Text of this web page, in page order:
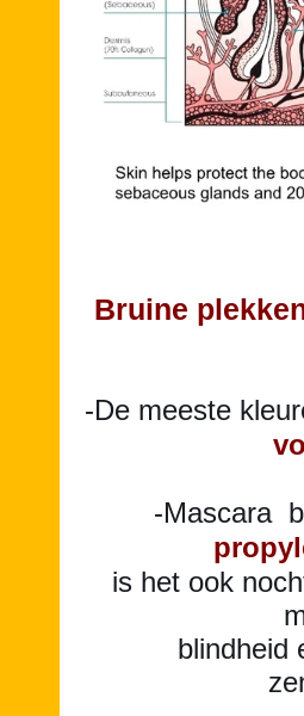
Bruine
-De meeste
-Mascara
is het ook
blindheid